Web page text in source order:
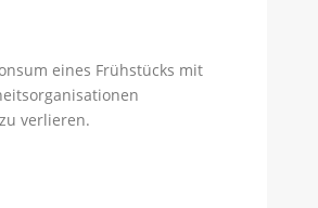
eines Frühstücks mit
verlieren.